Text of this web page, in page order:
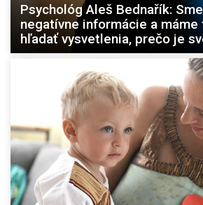
Psychológ Aleš Bednařík:
negatívne informácie a máme
hľadať vysvetlenia, prečo je